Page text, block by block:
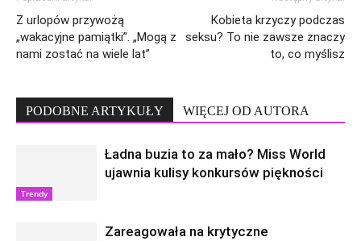
Z urlopów przywożą
„wakacyjne pamiątki”. „Mogą z
nami zostać na wiele lat”
Kobieta krzyczy podczas
seksu? To nie zawsze znaczy
to, co myślisz
PODOBNE ARTYKUŁY WIĘCEJ OD AUTORA
Trendy
Ładna buzia to za mało? Miss World
ujawnia kulisy konkursów piękności
Zareagowała na krytyczne